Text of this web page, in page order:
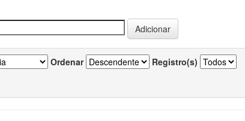
Ordenar Registro(s)